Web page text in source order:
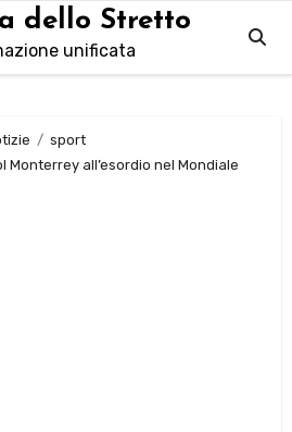
dello Stretto
unificata
sport
Monterrey all’esordio nel Mondiale